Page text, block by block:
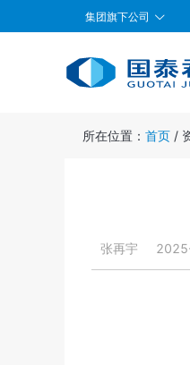
集团旗下公司
所在位置： 首页 /
张再宇